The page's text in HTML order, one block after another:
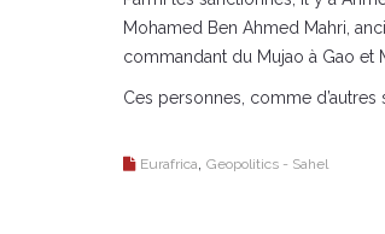
Mohamed Ben Ahmed Mahri,
commandant du Mujao à Gao et
Ces personnes, comme
Eurafrica Geopolitics - Sahel